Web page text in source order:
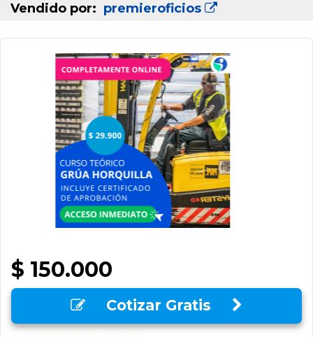
Vendido por: premieroficios
$ 150.000
Cotizar Gratis